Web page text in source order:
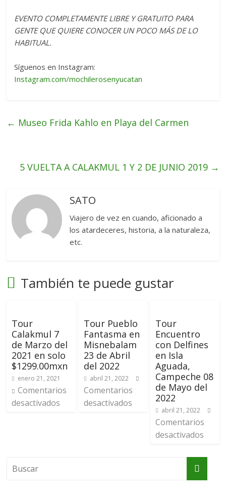
EVENTO COMPLETAMENTE LIBRE Y GRATUITO PARA
GENTE QUE QUIERE CONOCER UN POCO MÁS DE LO
HABITUAL.
Síguenos en Instagram:
Instagram.com/mochilerosenyucatan
← Museo Frida Kahlo en Playa del Carmen
5 VUELTA A CALAKMUL 1 Y 2 DE JUNIO 2019 →
SATO
Viajero de vez en cuando, aficionado a
los atardeceres, historia, a la naturaleza,
etc.
También te puede gustar
Tour
Calakmul 7
de Marzo del
2021 en solo
$1299.00mxn
enero 21, 2021
Comentarios
desactivados
Tour Pueblo
Fantasma en
Misnebalam
23 de Abril
del 2022
abril 21, 2022
Comentarios
desactivados
Tour
Encuentro
con Delfines
en Isla
Aguada,
Campeche 08
de Mayo del
2022
abril 21, 2022
Comentarios
desactivados